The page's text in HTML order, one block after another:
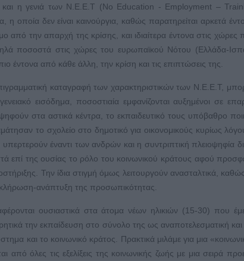
και η γενιά των N.E.E.T (No Education - Employment –
η οποία δεν είναι καινούργια, καθώς παρατηρείται αρκετά
από την απαρχή της κρίσης, και ιδιαίτερα έντονα στις
ποσοστά στις χώρες του ευρωπαϊκού Νότου (Ελλάδα-
έντονα από κάθε άλλη, την κρίση και τις επιπτώσεις της.
καταγραφή των χαρακτηριστικών των N.E.E.T,
εισόδημα, ποσοστιαία εμφανίζονται αυξημένοι σε
στα αστικά κέντρα, το εκπαιδευτικό τους υπόβαθρο
το σχολείο στο δημοτικό για οικονομικούς κυρίως
υπερτερούν έναντι των ανδρών και η συντριπτική πλειοψηφία
επί της ουσίας το ρόλο του κοινωνικού κράτους αφού
Την ίδια στιγμή όμως λειτουργούν ανασταλτικά,
ανάπτυξη της προσωπικότητας.
ουσιαστικά στα άτομα νέων ηλικιών (15-30) που
την εκπαίδευση στο σύνολο της ως αναποτελεσματική
και το κοινωνικό κράτος. Πρακτικά μιλάμε για μια
από όλες τις εξελίξεις της κοινωνικής ζωής με μια σειρά